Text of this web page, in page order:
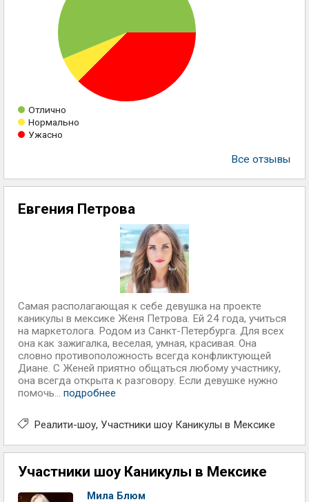
Отлично
Нормально
Ужасно
Все отзывы
Евгения Петрова
Самая располагающая к себе девушка на проекте
каникулы в мексике Женя Петрова. Ей 24 года, учиться
на маркетолога. Родом из Санкт-Петербурга. Для всех
она как зажигалка, веселая, умная, красивая. Она
словно противоположность всегда конфликтующей
Диане. С Женей приятно общаться любому участнику,
она всегда открыта к разговору. Если девушке нужно
помочь... подробнее
Реалити-шоу Участники шоу Каникулы в Мексике
Участники шоу Каникулы в Мексике
Мила Блюм